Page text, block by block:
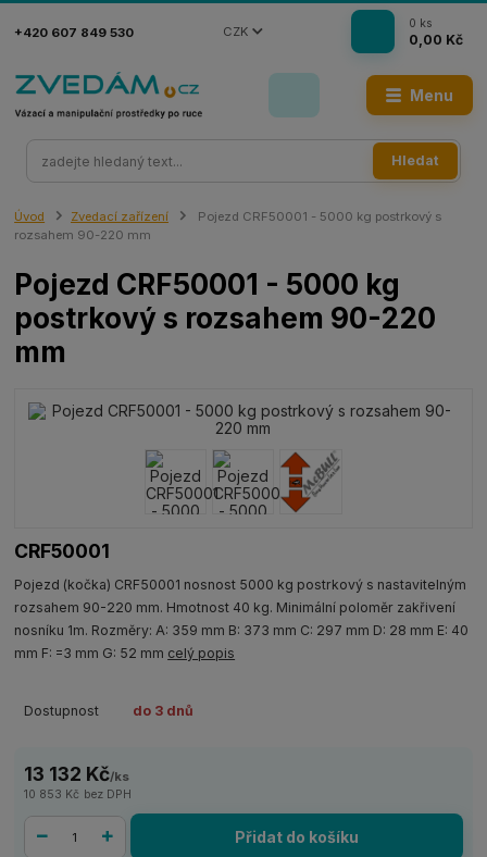
Menu
CZK
Hledat
+420 607 849 530
0 ks
0,00 Kč
Úvod Zvedací zařízení
Pojezd CRF50001 - 5000 kg postrkový s
rozsahem 90-220 mm
Pojezd CRF50001 - 5000 kg
postrkový s rozsahem 90-220
mm
CRF50001
Pojezd (kočka) CRF50001 nosnost 5000 kg postrkový s nastavitelným
rozsahem 90-220 mm. Hmotnost 40 kg. Minimální poloměr zakřivení
nosníku 1m. Rozměry: A: 359 mm B: 373 mm C: 297 mm D: 28 mm E: 40
mm F: =3 mm G: 52 mm celý popis
Dostupnost do 3 dnů
13 132 Kč/ks
10 853 Kč bez DPH
Přidat do košíku